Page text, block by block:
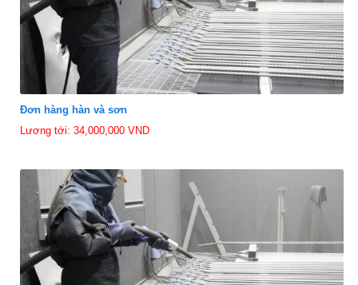
Đơn hàng hàn và sơn
Lương tới: 34,000,000 VND